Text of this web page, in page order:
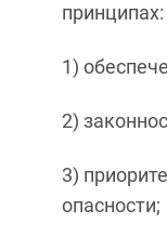
принципах:
1)
2)
3)
опасности;